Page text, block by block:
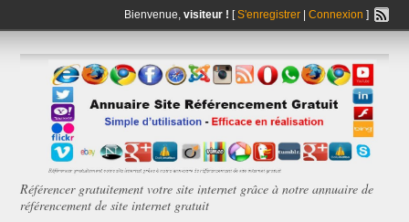
Bienvenue, visiteur ! [S'enregistrer| Connexion ]
Référencer gratuitement votre site internet grâce à notre annuaire de
référencement de site internet gratuit